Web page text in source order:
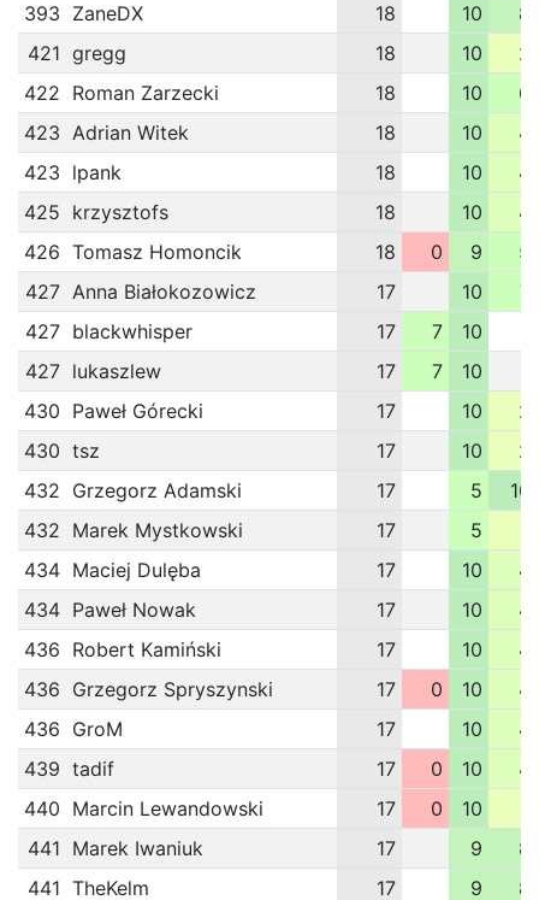
393 ZaneDX 18 10
8
421 gregg 18 10
2
422 Roman Zarzecki 18 10
6
423 Adrian Witek 18 10
4
423 lpank 18 10
4
425 krzysztofs 18 10
4
426 Tomasz Homoncik 18 0 9
5
427 Anna Białokozowicz 17 10
7
427 blackwhisper 17 7
10
427 lukaszlew 17 7
10
430 Paweł Górecki 17 10
2
430 tsz 17 10
2
432 Grzegorz Adamski 17 5
10
432 Marek Mystkowski 17 5
434 Maciej Dulęba 17 10
4
434 Paweł Nowak 17 10
4
436 Robert Kamiński 17 10
4
436 Grzegorz Spryszynski 17 0 10
4
436 GroM 17 10
4
439 tadif 17 0 10
4
440 Marcin Lewandowski 17 0 10
441 Marek Iwaniuk 17 9
8
441 TheKelm 17 9
8